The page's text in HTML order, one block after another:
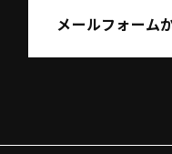
メールフォーム